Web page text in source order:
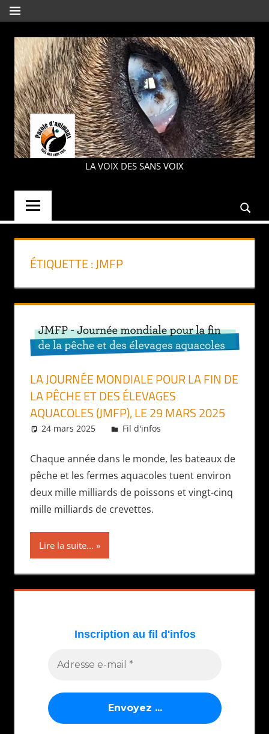
Aller
au
contenu
MENU
PAROLE
LA VOIX DES SANS VOIX
ÉTIQUETTE :JMFP
LA JOURNÉE MONDIALE POUR LA FIN DE
LA PÊCHE ET DES ÉLEVAGES
AQUACOLES (JMFP), LE 29 MARS 2025
24 mars 2025 Daniel
Fil d'infos
Chaque année dans le monde, les bateaux de
pêche et les fermes aquacoles tuent environ
deux mille milliards de poissons et vingt-cinq
mille milliards de crevettes.
Lire la suite...